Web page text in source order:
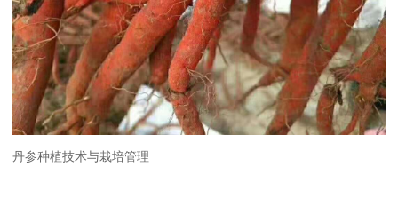
丹参种植技术与栽培管理